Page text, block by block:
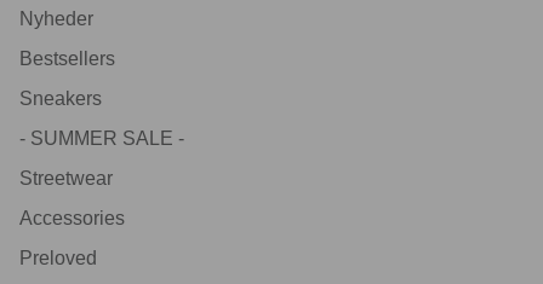
Nyheder
Bestsellers
Sneakers
- SUMMER SALE -
Streetwear
Accessories
Preloved